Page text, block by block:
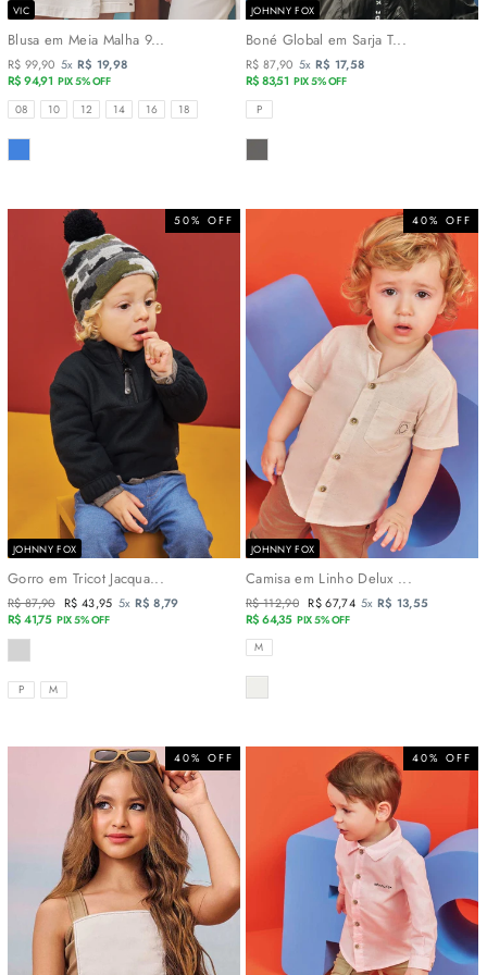
VIC
Blusa em Meia Malha 9...
R$ 99,90 5x R$ 19,98
R$ 94,91 PIX 5% OFF
TAMANHOS
08 10 12 14 16 18
COR
JOHNNY FOX
Boné Global em Sarja T...
R$ 87,90 5x R$ 17,58
R$ 83,51 PIX 5% OFF
TAMANHOS
P
COR
50% OFF
JOHNNY FOX
Gorro em Tricot Jacqua...
Preço
normal
R$ 87,90 Preço
promocional
R$ 43,95 5x R$ 8,79
R$ 41,75 PIX 5% OFF
COR
TAMANHOS
P M
40% OFF
JOHNNY FOX
Camisa em Linho Delux ...
Preço
normal
R$ 112,90 Preço
promocional
R$ 67,74 5x R$ 13,55
R$ 64,35 PIX 5% OFF
TAMANHOS
M
COR
40% OFF 40% OFF